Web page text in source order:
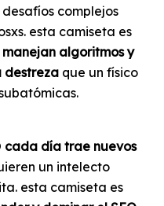
complejos
esta camiseta es
manejan algoritmos y
destreza que un físico
cada día trae nuevos
un intelecto
esta camiseta es